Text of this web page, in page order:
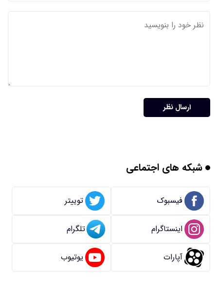
ارسال نظر
شبکه های اجتماعی
فیسبوک توییتر
اینستاگرام تلگرام
آپارات یوتیوب